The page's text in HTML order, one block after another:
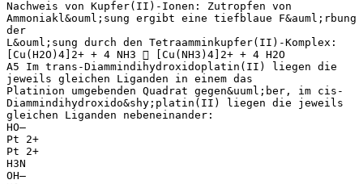
Nachweis von Kupfer(II)-Ionen: Zutropfen von
Ammoniakl&ouml;sung ergibt eine tiefblaue F&auml;rbung
der
L&ouml;sung durch den Tetraamminkupfer(II)-Komplex:
[Cu(H2O)4]2+ + 4 NH3  [Cu(NH3)4]2+ + 4 H2O
A5 Im trans-Diammindihydroxidoplatin(II) liegen die
jeweils gleichen Liganden in einem das
Platinion umgebenden Quadrat gegen&uuml;ber, im cis-
Diammindihydroxido&shy;platin(II) liegen die jeweils
gleichen Liganden nebeneinander:
HO–
Pt 2+
Pt 2+
H3N
OH–